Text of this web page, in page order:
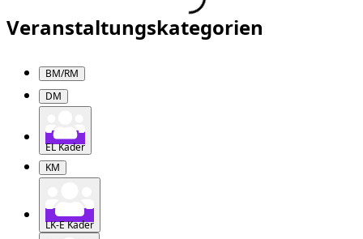
Veranstaltungskategorien
BM/RM
DM
EL Kader
KM
LK-E Kader